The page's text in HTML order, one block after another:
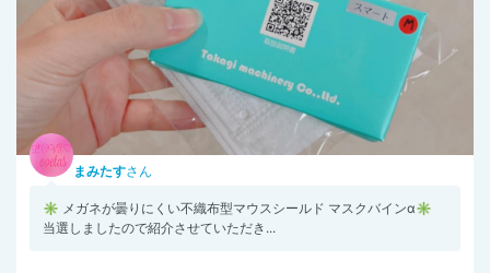
まみたすさん
✳︎ メガネが曇りにくい不織布型マウスシールド マスクバインα✳︎
当選しましたので紹介させていただき...